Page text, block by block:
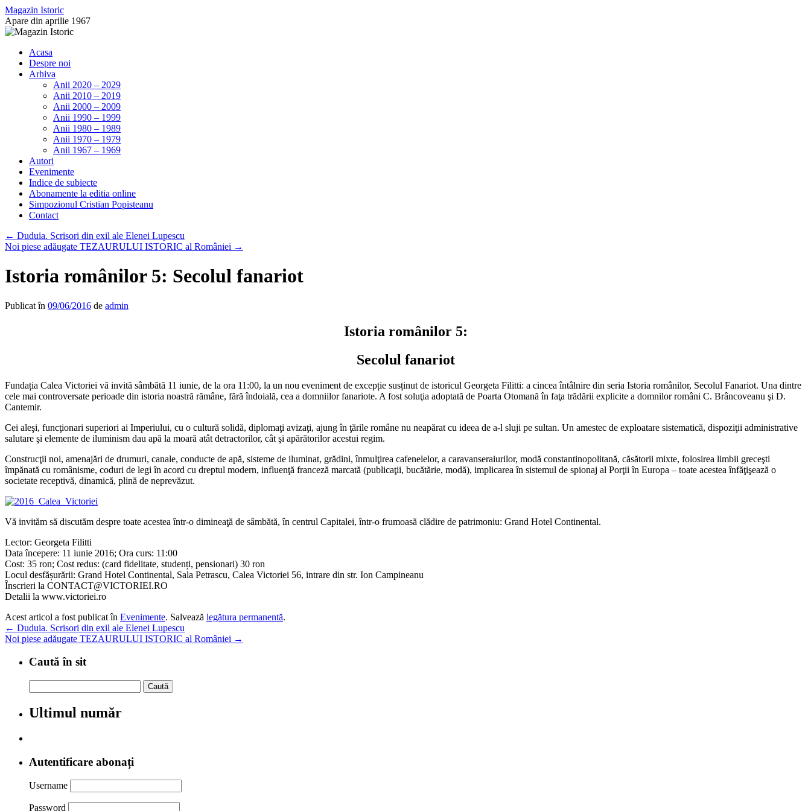
Sari
la
conținut
Magazin Istoric
Apare din aprilie 1967
Acasa
Despre noi
Arhiva
Anii 2020 – 2029
Anii 2010 – 2019
Anii 2000 – 2009
Anii 1990 – 1999
Anii 1980 – 1989
Anii 1970 – 1979
Anii 1967 – 1969
Autori
Evenimente
Indice de subiecte
Abonamente la editia online
Simpozionul Cristian Popisteanu
Contact
← Duduia. Scrisori din exil ale Elenei Lupescu
Noi piese adăugate TEZAURULUI ISTORIC al României →
Istoria românilor 5: Secolul fanariot
Publicat în 09/06/2016 de admin
Istoria românilor 5:
Secolul fanariot
Fundația Calea Victoriei vă invită sâmbătă 11 iunie, de la ora 11:00, la un nou eveniment de excepție susținut de istoricul Georgeta Filitti: a cincea întâlnire din seria Istoria românilor, Secolul Fanariot. Una dintre
cele mai controversate perioade din istoria noastră rămâne, fără îndoială, cea a domniilor fanariote. A fost soluţia adoptată de Poarta Otomană în faţa trădării explicite a domnilor români C. Brâncoveanu şi D.
Cantemir.
Cei aleşi, funcţionari superiori ai Imperiului, cu o cultură solidă, diplomaţi avizaţi, ajung în ţările române nu neapărat cu ideea de a-l sluji pe sultan. Un amestec de exploatare sistematică, dispoziţii administrative
salutare şi elemente de iluminism dau apă la moară atât detractorilor, cât şi apărătorilor acestui regim.
Construcţii noi, amenajări de drumuri, canale, conducte de apă, sisteme de iluminat, grădini, înmulţirea cafenelelor, a caravanseraiurilor, modă constantinopolitană, căsătorii mixte, folosirea limbii greceşti
împănată cu românisme, coduri de legi în acord cu dreptul modern, influenţă franceză marcată (publicaţii, bucătărie, modă), implicarea în sistemul de spionaj al Porţii în Europa – toate acestea înfăţişează o
societate receptivă, dinamică, plină de neprevăzut.
Vă invităm să discutăm despre toate acestea într-o dimineaţă de sâmbătă, în centrul Capitalei, într-o frumoasă clădire de patrimoniu: Grand Hotel Continental.
Lector: Georgeta Filitti
Data începere: 11 iunie 2016; Ora curs: 11:00
Cost: 35 ron; Cost redus: (card fidelitate, studenți, pensionari) 30 ron
Locul desfășurării: Grand Hotel Continental, Sala Petrascu, Calea Victoriei 56, intrare din str. Ion Campineanu
Înscrieri la CONTACT@VICTORIEI.RO
Detalii la www.victoriei.ro
Acest articol a fost publicat în Evenimente. Salvează legătura permanentă.
← Duduia. Scrisori din exil ale Elenei Lupescu
Noi piese adăugate TEZAURULUI ISTORIC al României →
Caută în sit
după:
Ultimul număr
Autentificare abonați
Username
Password